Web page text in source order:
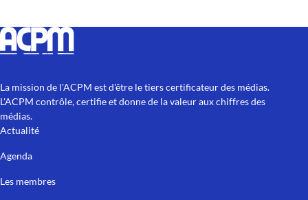
La mission de l'ACPM est d'être le tiers certificateur des médias.
L'ACPM contrôle, certifie et donne de la valeur aux chiffres des
médias.
Actualité
Agenda
Les membres